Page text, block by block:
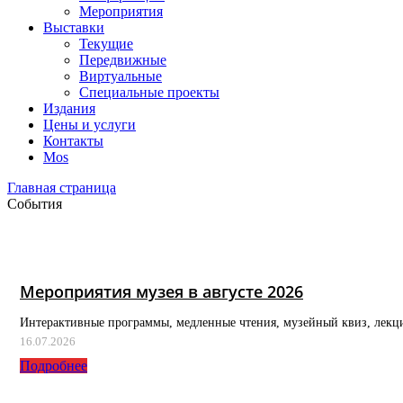
Мероприятия
Выставки
Текущие
Передвижные
Виртуальные
Специальные проекты
Издания
Цены и услуги
Контакты
Mos
Главная страница
События
Мероприятия музея в августе 2026
Интерактивные программы, медленные чтения, музейный квиз,
16.07.2026
Подробнее